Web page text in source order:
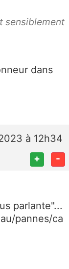
sensiblement
dans
à 12h34
+ -
parlante"...
pannes/ca